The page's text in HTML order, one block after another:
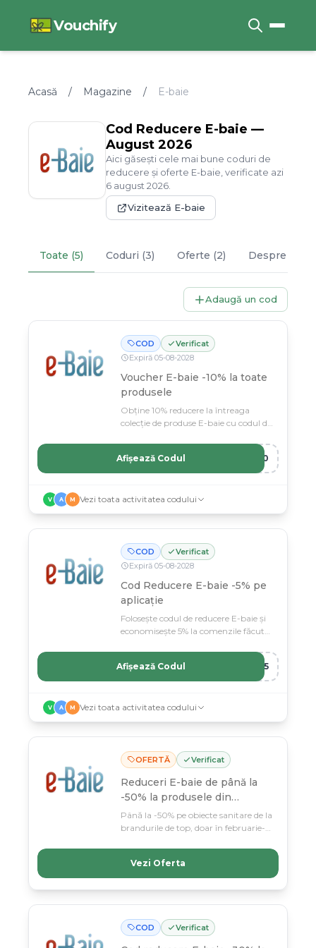
Vouchify
Acasă / Magazine / E-baie
Cod Reducere E-baie —
August 2026
Aici găsești cele mai bune coduri de
reducere și oferte E-baie , verificate azi
6 august 2026
Vizitează E-baie
Toate (5) Coduri (3) Oferte (2) Despre
Adaugă un cod
COD
Verificat
Expiră 05-08-2028
Voucher E-baie -10% la toate
produsele
Obține 10% reducere la întreaga
colecție de produse E-baie cu codul de
A10
Afișează Codul
V A M Vezi toata activitatea codului
COD
Verificat
Expiră 05-08-2028
Cod Reducere E-baie -5% pe
aplicație
Folosește codul de reducere E-baie și
economisește 5% la comenzile făcute
RO5
Afișează Codul
V A M Vezi toata activitatea codului
OFERTĂ Verificat
Reduceri E-baie de până la
-50% la produsele din
selecție
Până la -50% pe obiecte sanitare de la
brandurile de top, doar în februarie-
instalații și accesorii baie din
magazinul lider din 2011.
Vezi Oferta
COD Verificat